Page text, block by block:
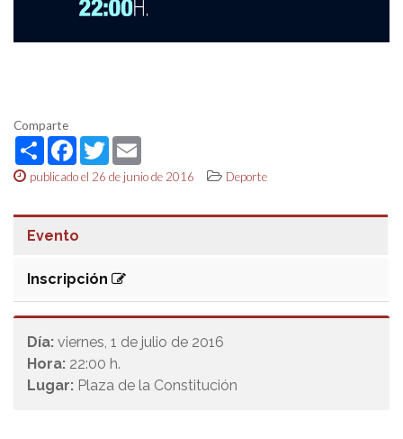
Comparte
ShareFacebook
Twitter
publicado el 26 de junio de 2016 Deporte
Evento
Inscripción
Día: viernes, 1 de julio de 2016
Hora: 22:00 h.
Lugar: Plaza de la Constitución